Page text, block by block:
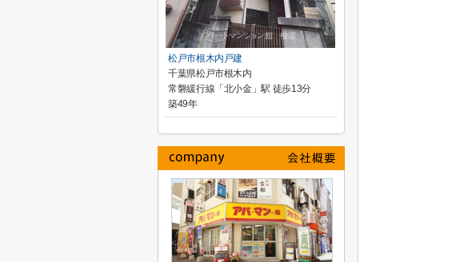
松戸市根木内戸建
千葉県松戸市根木内
常磐緩行線「北小金」駅 徒歩13分
築49年